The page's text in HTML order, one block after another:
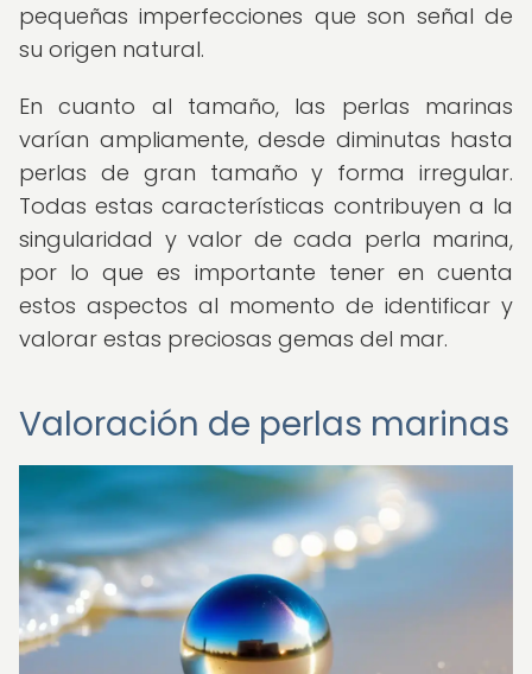
pequeñas imperfecciones que son señal de
su origen natural.
En cuanto al tamaño, las perlas marinas
varían ampliamente, desde diminutas hasta
perlas de gran tamaño y forma irregular.
Todas estas características contribuyen a la
singularidad y valor de cada perla marina,
por lo que es importante tener en cuenta
estos aspectos al momento de identificar y
valorar estas preciosas gemas del mar.
Valoración de perlas marinas